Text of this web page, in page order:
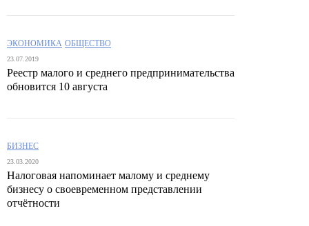
ЭКОНОМИКА ОБЩЕСТВО
23.07.2019
Реестр малого и среднего предпринимательства
обновится 10 августа
БИЗНЕС
23.03.2020
Налоговая напоминает малому и среднему
бизнесу о своевременном представлении
отчётности